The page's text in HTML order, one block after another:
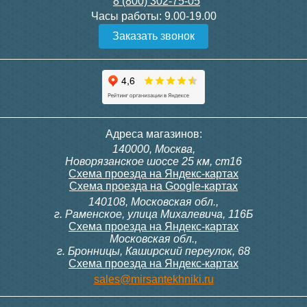
Конвектор ITT.080.200.1300
с решеткой GRILL.SGW-20-
Конвектор ITT.080.200.1000
с решеткой GRILL.SGW-20-
Конвектор ITT.080.200.1000
с решеткой GRILL.SGW-20-
Конвектор ITT.080.200.900 с
решеткой GRILL.SGA-20-
Подробнее Подробнее
100T, 230В (накладной,
расписание, упр.с пульта)
28 000
300, 230В (врезной - квадр.
коробка)
9 700
Часы работы: 9.00-19.00
Заказать звонок
Адреса магазинов:
140000, Москва,
Новорязанское шоссе 25 км, ст16
Схема проезда на Яндекс-картах
Схема проезда на Google-картах
140108, Московская обл.,
г. Раменское, улица Михалевича, 116Б
Схема проезда на Яндекс-картах
Московская обл.,
г. Бронницы, Каширский переулок, 68
Схема проезда на Яндекс-картах
sales@mirsantekhniki.ru